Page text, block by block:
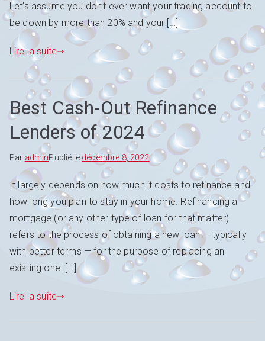
Let’s assume you don’t ever want your trading account to
be down by more than 20% and your […]
Lire la suite
Best Cash-Out Refinance
Lenders of 2024
Par adminPublié le décembre 8, 2022
It largely depends on how much it costs to refinance and
how long you plan to stay in your home. Refinancing a
mortgage (or any other type of loan for that matter)
refers to the process of obtaining a new loan — typically
with better terms — for the purpose of replacing an
existing one. […]
Lire la suite